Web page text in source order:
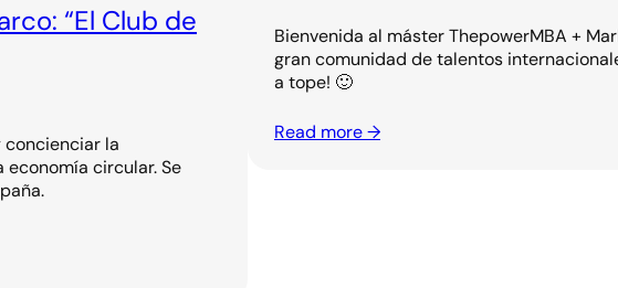
“El Club de
concienciar la
circular. Se
Bienvenida al máster ThepowerMBA +
gran comunidad de talentos
a tope! 🙂
Read more →